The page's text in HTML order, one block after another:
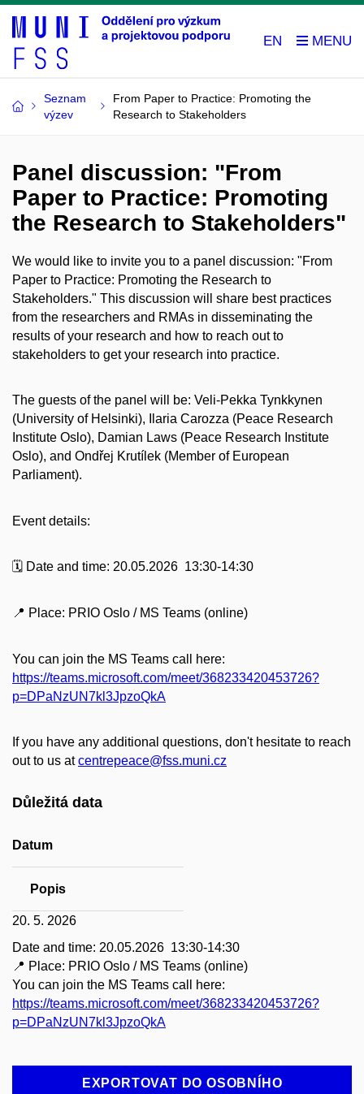
EN
Seznam
výzev
From Paper to Practice: Promoting the
Research to Stakeholders
Panel discussion: "From
Paper to Practice: Promoting
the Research to Stakeholders"
We would like to invite you to a panel discussion: "From
Paper to Practice: Promoting the Research to
Stakeholders." This discussion will share best practices
from the researchers and RMAs in disseminating the
results of your research and how to reach out to
stakeholders to get your research into practice.
The guests of the panel will be: Veli-Pekka Tynkkynen
(University of Helsinki), Ilaria Carozza (Peace Research
Institute Oslo), Damian Laws (Peace Research Institute
Oslo), and Ondřej Krutílek (Member of European
Parliament).
Event details:
🗓️ Date and time: 20.05.2026 13:30-14:30
📍 Place: PRIO Oslo / MS Teams (online)
You can join the MS Teams call here:
https://teams.microsoft.com/meet/368233420453726?
p=DPaNzUN7kl3JpzoQkA
If you have any additional questions, don't hesitate to reach
out to us atcentrepeace@fss.muni.cz
Důležitá data
Datum
Popis
20. 5. 2026
Date and time: 20.05.2026 13:30-14:30
📍 Place: PRIO Oslo / MS Teams (online)
You can join the MS Teams call here:
https://teams.microsoft.com/meet/368233420453726?
p=DPaNzUN7kl3JpzoQkA
EXPORTOVAT DO OSOBNÍHO